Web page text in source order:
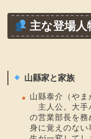
主な登場人
山縣家と家族
山縣泰介（やま
主人公。大手
の営業部長を
身に覚えのない